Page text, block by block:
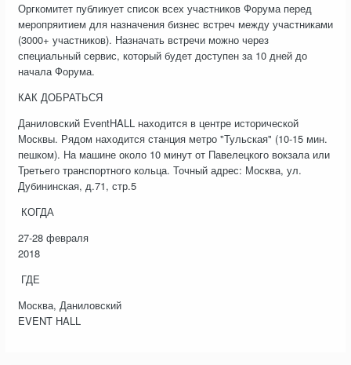
Оргкомитет публикует список всех участников Форума перед
меропряитием для назначения бизнес встреч между участниками
(3000+ участников). Назначать встречи можно через
специальный сервис, который будет доступен за 10 дней до
начала Форума.
КАК ДОБРАТЬСЯ
Даниловский EventHALL находится в центре исторической
Москвы. Рядом находится станция метро "Тульская" (10-15 мин.
пешком). На машине около 10 минут от Павелецкого вокзала или
Третьего транспортного кольца. Точный адрес: Москва, ул.
Дубининская, д.71, стр.5
КОГДА
27-28 февраля
2018
ГДЕ
Москва, Даниловский
EVENT HALL